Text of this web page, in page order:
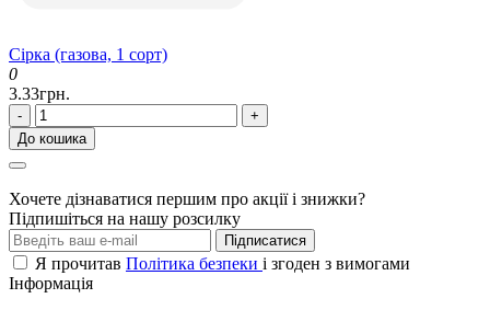
Сірка (газова, 1 сорт)
0
3.33грн.
-
+
До кошика
Хочете дізнаватися першим про акції і знижки?
Підпишіться на нашу розсилку
Підписатися
Я прочитав Політика безпеки і згоден з вимогами
Інформація